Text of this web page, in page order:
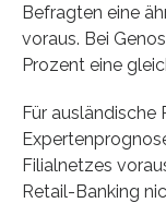
Befragten eine
voraus. Bei
Prozent eine
Für ausländische
Filialnetzes
Retail-Banking